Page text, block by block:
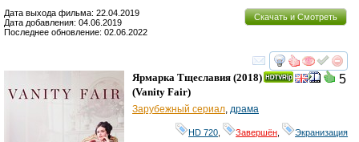
Скачать и Смотреть
Дата выхода фильма: 22.04.2019
Дата добавления: 04.06.2019
Последнее обновление: 02.06.2022
смотреть
5
Ярмарка Тщеславия (2018)
(Vanity Fair)
Зарубежный сериал драма
HD 720 Завершён Экранизация